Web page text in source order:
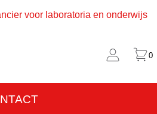
voor laboratoria en onderwijs
0